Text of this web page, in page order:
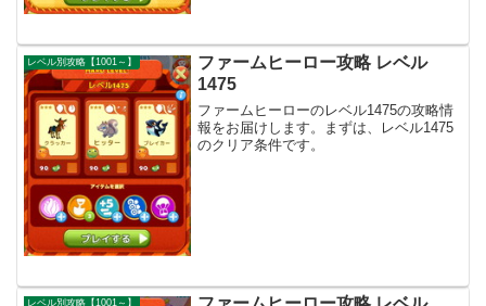
レベル別攻略【1001～】
ファームヒーロー攻略 レベル
1475
ファームヒーローのレベル1475の攻略情
報をお届けします。まずは、レベル1475
のクリア条件です。
レベル別攻略【1001～】